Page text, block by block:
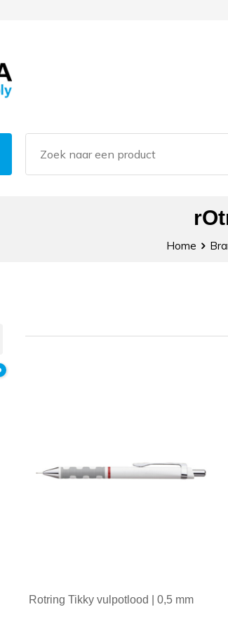
Home
Rotring Tikky vulpotlood | 0,5 mm